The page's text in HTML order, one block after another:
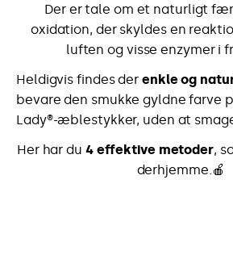
Der er tale om et naturligt
oxidation, der skyldes en
luften og visse enzymer i
Heldigvis findes der enkle og
bevare den smukke gyldne farve
Lady®-æblestykker, uden at
Her har du 4 effektive metoder,
derhjemme.🍎